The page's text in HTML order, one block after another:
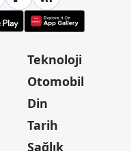
Teknoloji
Otomobil
Din
Tarih
Sağlık